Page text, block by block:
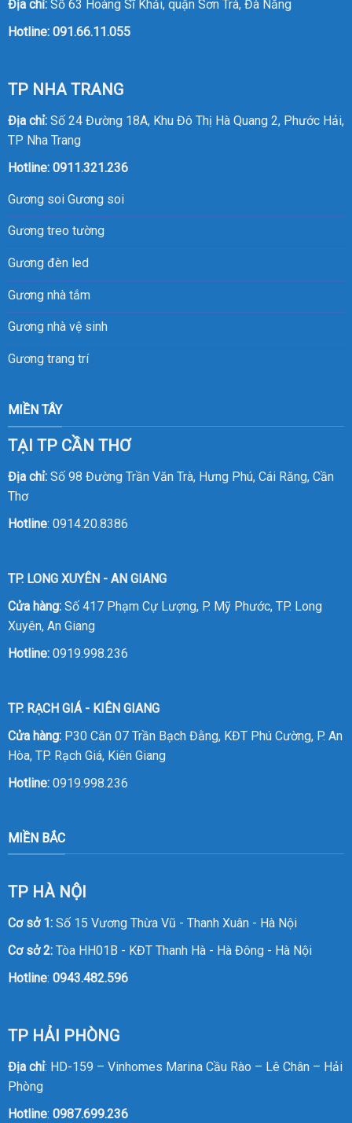
Địa chỉ:Số 63 Hoàng Sĩ Khải, quận Sơn Trà, Đà Nẵng
Hotline: 091.66.11.055
TP NHA TRANG
Địa chỉ:Số 24 Đường 18A, Khu Đô Thị Hà Quang 2, Phước Hải,
TP Nha Trang
Hotline: 0911.321.236
Gương soi Gương soi
Gương treo tường
Gương đèn led
Gương nhà tắm
Gương nhà vệ sinh
Gương trang trí
MIỀN TÂY
TẠI TP CẦN THƠ
Địa chỉ:Số 98 Đường Trần Văn Trà, Hưng Phú, Cái Răng, Cần
Thơ
Hotline: 0914.20.8386
TP. LONG XUYÊN - AN GIANG
Cửa hàng:Số 417 Phạm Cự Lượng, P. Mỹ Phước, TP. Long
Xuyên, An Giang
Hotline: 0919.998.236
TP. RẠCH GIÁ - KIÊN GIANG
Cửa hàng:P30 Căn 07 Trần Bạch Đằng, KĐT Phú Cường, P. An
Hòa, TP. Rạch Giá, Kiên Giang
Hotline: 0919.998.236
MIỀN BẮC
TP HÀ NỘI
Cơ sở 1:Số 15 Vương Thừa Vũ - Thanh Xuân - Hà Nội
Cơ sở 2:Tòa HH01B - KĐT Thanh Hà - Hà Đông - Hà Nội
Hotline: 0943.482.596
TP HẢI PHÒNG
Địa chỉ: HD-159 – Vinhomes Marina Cầu Rào – Lê Chân – Hải
Phòng
Hotline: 0987.699.236